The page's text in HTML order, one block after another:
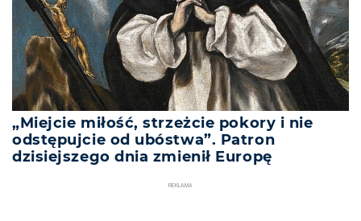
„Miejcie miłość, strzeżcie pokory i nie
odstępujcie od ubóstwa”. Patron
dzisiejszego dnia zmienił Europę
REKLAMA